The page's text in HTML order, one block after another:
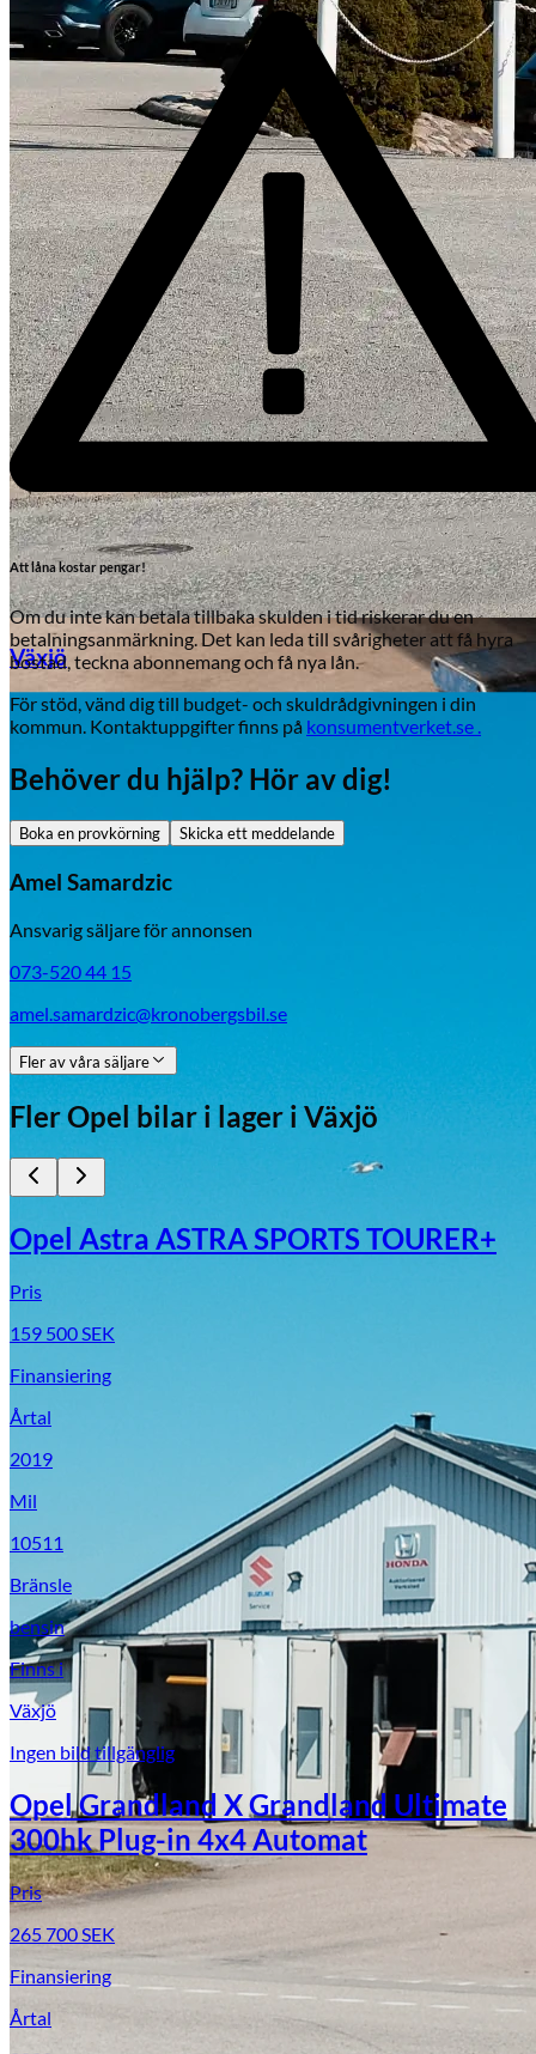
Visa alla fordon
Byte av vindruta
Växjö
Att låna kostar pengar!
Om du inte kan betala tillbaka skulden i tid riskerar du en
betalningsanmärkning. Det kan leda till svårigheter att få hyra
bostad, teckna abonnemang och få nya lån.
För stöd, vänd dig till budget- och skuldrådgivningen i din
kommun. Kontaktuppgifter finns på konsumentverket.se .
Behöver du hjälp? Hör av dig!
Boka en provkörning Skicka ett meddelande
Amel Samardzic
Ansvarig säljare för annonsen
073-520 44 15
amel.samardzic@kronobergsbil.se
Fler av våra säljare
FlerOpel bilar i lager i Växjö
Opel Astra ASTRA SPORTS TOURER+
Pris
159 500SEK
Finansiering
Årtal
2019
Mil
10511
Bränsle
bensin
Finns i
Växjö
Ingen bild tillgänglig
Opel Grandland X Grandland Ultimate
300hk Plug-in 4x4 Automat
Pris
265 700 SEK
Finansiering
Årtal